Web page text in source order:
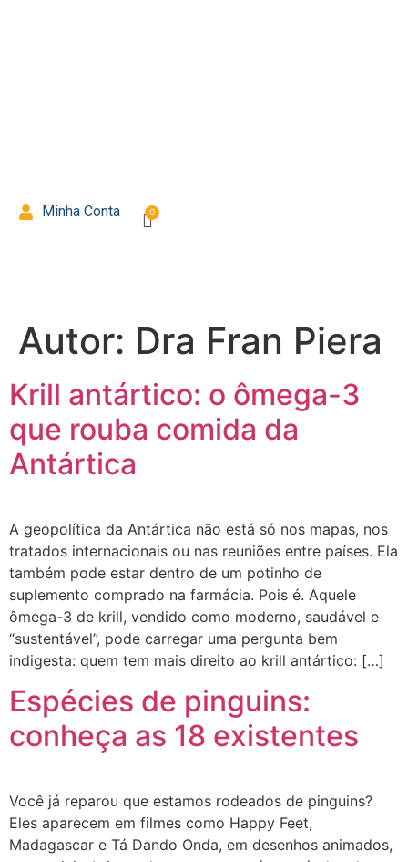
Minha Conta
Autor: Dra Fran Piera
Krill antártico: o ômega-3
que rouba comida da
Antártica
A geopolítica da Antártica não está só nos mapas, nos
tratados internacionais ou nas reuniões entre países. Ela
também pode estar dentro de um potinho de
suplemento comprado na farmácia. Pois é. Aquele
ômega-3 de krill, vendido como moderno, saudável e
“sustentável”, pode carregar uma pergunta bem
indigesta: quem tem mais direito ao krill antártico: […]
Espécies de pinguins:
conheça as 18 existentes
Você já reparou que estamos rodeados de pinguins?
Eles aparecem em filmes como Happy Feet,
Madagascar e Tá Dando Onda, em desenhos animados,